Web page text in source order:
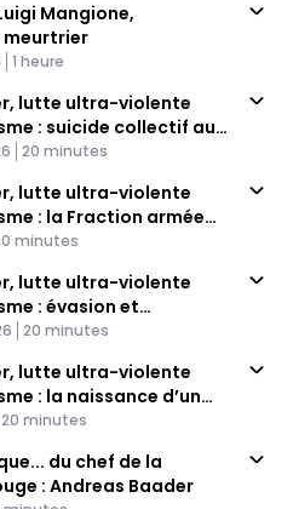
Mangione,
Time
1 heure
lutte ultra-violente
: suicide collectif au
4)Time
20 minutes
lutte ultra-violente
: la Fraction armée
minutes
lutte ultra-violente
: évasion et
4)
Time
20 minutes
lutte ultra-violente
: la naissance d’un
Time
20 minutes
du chef de la
: Andreas Baader